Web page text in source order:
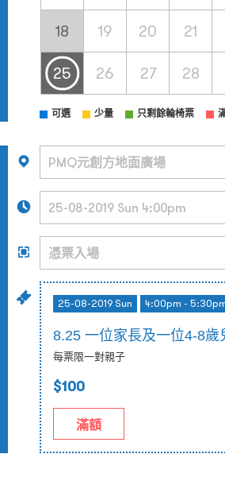
18 19 20 21
25 26 27 28
可選 少量 只剩餘輪椅票
25-08-2019 Sun 4:00pm -
8.25 一位家長及一位4-8歲
每票限一對親子
$100
滿額